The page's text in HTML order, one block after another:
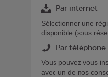
Par internet
Sélectionner une
disponible (sous
Par téléphone
Vous pouvez vous
avec un de nos